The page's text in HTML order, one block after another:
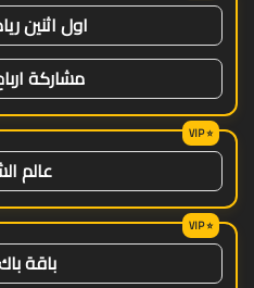
اول اثنين
مشاركة
عالم
باقة